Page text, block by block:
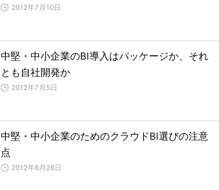
2012年7月10日
中堅・中小企業のBI導入はパッケージか、それ
とも自社開発か
2012年7月5日
中堅・中小企業のためのクラウドBI選びの注意
点
2012年6月26日